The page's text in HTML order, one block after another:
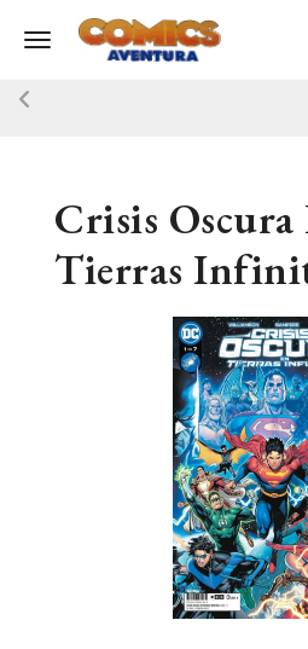
Toggle navigation
Crisis Oscura
Tierras